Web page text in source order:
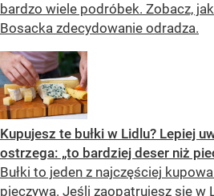
bardzo wiele podróbek. Zobacz,
Bosacka zdecydowanie odradza.
Kupujesz te bułki w Lidlu? Lepiej
ostrzega: „to bardziej deser niż
Bułki to jeden z najczęściej
pieczywa. Jeśli zaopatrujesz się w